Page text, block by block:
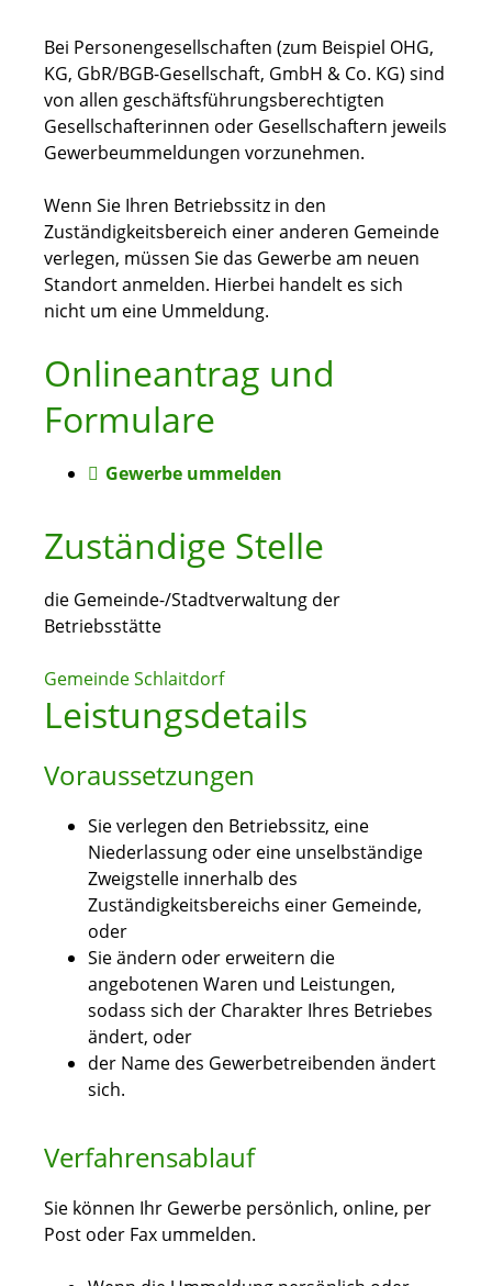
Bei Personengesellschaften (zum Beispiel OHG,
KG, GbR/BGB-Gesellschaft, GmbH & Co. KG) sind
von allen geschäftsführungsberechtigten
Gesellschafterinnen oder Gesellschaftern jeweils
Gewerbeummeldungen vorzunehmen.
Wenn Sie Ihren Betriebssitz in den
Zuständigkeitsbereich einer anderen Gemeinde
verlegen, müssen Sie das Gewerbe am neuen
Standort anmelden. Hierbei handelt es sich
nicht um eine Ummeldung.
Onlineantrag und
Formulare
Gewerbe ummelden
Zuständige Stelle
die Gemeinde-/Stadtverwaltung der
Betriebsstätte
Gemeinde Schlaitdorf
Leistungsdetails
Voraussetzungen
Sie verlegen den Betriebssitz, eine
Niederlassung oder eine unselbständige
Zweigstelle innerhalb des
Zuständigkeitsbereichs einer Gemeinde,
oder
Sie ändern oder erweitern die
angebotenen Waren und Leistungen,
sodass sich der Charakter Ihres Betriebes
ändert, oder
der Name des Gewerbetreibenden ändert
sich.
Verfahrensablauf
Sie können Ihr Gewerbe persönlich, online, per
Post oder Fax ummelden.